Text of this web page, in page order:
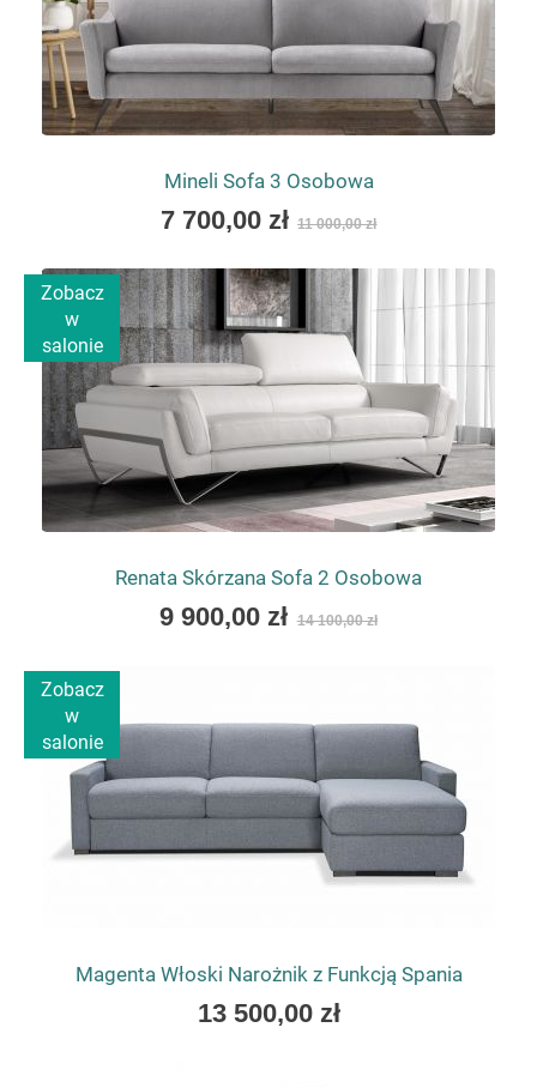
Mineli Sofa 3 Osobowa
As
as
7 700,00 zł 11 000,00 zł
Zobacz
w
salonie
Renata Skórzana Sofa 2 Osobowa
As
9 900,00 zł 14 100,00 zł
Zobacz
w
salonie
Magenta Włoski Narożnik z Funkcją Spania
As
13 500,00 zł